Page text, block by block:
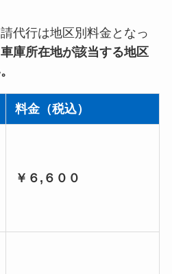
代行は地区別料金となっ
庫所在地が該当する地区
料金（税込）
￥６,６００